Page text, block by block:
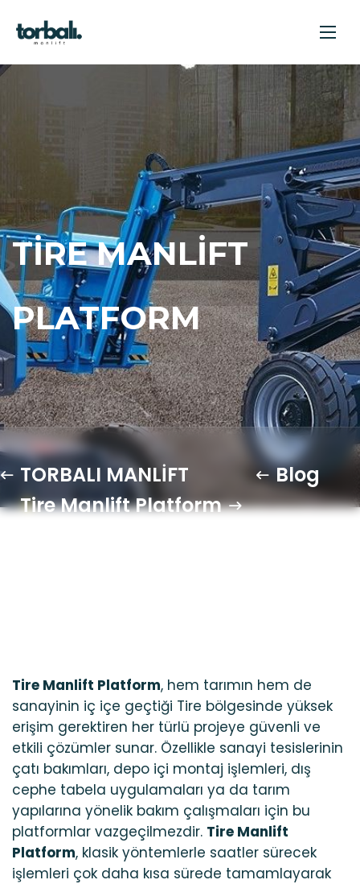
TIRE MANLIFT
PLATFORM
TORBALI MANLİFT
Blog
Tire Manlift Platform
Tire Manlift Platform, hem tarımın hem de
sanayinin iç içe geçtiği Tire bölgesinde yüksek
erişim gerektiren her türlü projeye güvenli ve
etkili çözümler sunar. Özellikle sanayi tesislerinin
çatı bakımları, depo içi montaj işlemleri, dış
cephe tabela uygulamaları ya da tarım
yapılarına yönelik bakım çalışmaları için bu
platformlar vazgeçilmezdir. Tire Manlift
Platform, klasik yöntemlerle saatler sürecek
işlemleri çok daha kısa sürede tamamlayarak